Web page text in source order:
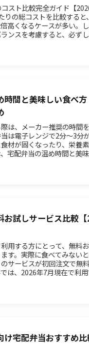
スト比較完全ガイド【
りの総コストを比較する
高くなるケースが多い。
ンスを考慮すると、必ず
時間と美味しい食べ
は、メーカー推奨の時間
は電子レンジで2分〜3分
材が固くなったり、栄養
宅配弁当の温め時間と美
お試しサービス比較
用する方にとって、無料
す。実際に食べてみない
サービスが初回注文で無
は、2026年7月現在で利
け宅配弁当おすすめ